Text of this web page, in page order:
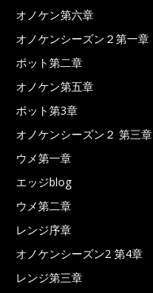
オノケン第六章
オノケンシーズン２第一章
ポット第二章
オノケン第五章
ポット第3章
オノケンシーズン２ 第三章
ウメ第一章
エッジblog
ウメ第二章
レンジ序章
オノケンシーズン2 第4章
レンジ第三章